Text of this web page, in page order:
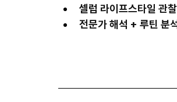
셀럽 라이프스타일 관
전문가 해석 + 루틴 분